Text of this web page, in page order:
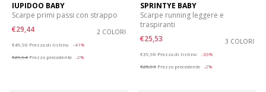
IUPIDOO BABY
Scarpe primi passi con strappo
€29,44
2 COLORI
€49,90 Prezzo di listino
-41%
€29,94 Prezzo precedente -2%
SPRINTYE BABY
Scarpe running leggere e
traspiranti
€25,53
3 COLORI
€39,90 Prezzo di listino
-36%
€25,93 Prezzo precedente -2%